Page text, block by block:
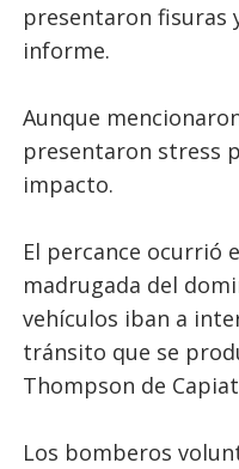
presentaron fisuras
informe.
Aunque
presentaron stress
impacto.
El percance ocurrió
madrugada del
vehículos iban a
tránsito que se
Thompson de
Los bomberos